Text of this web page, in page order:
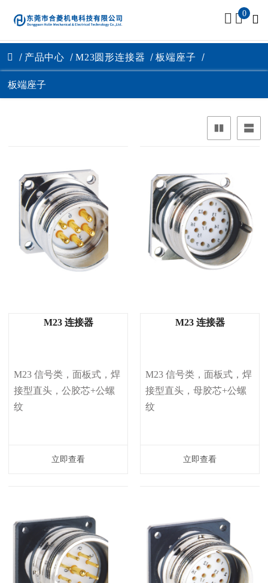
0
产品中心 M23圆形连接器 板端座子
板端座子
M23 连接器
M23 信号类，面板式，焊
接型直头，公胶芯+公螺
纹
立即查看
M23 连接器
M23 信号类，面板式，焊
接型直头，母胶芯+公螺
纹
立即查看